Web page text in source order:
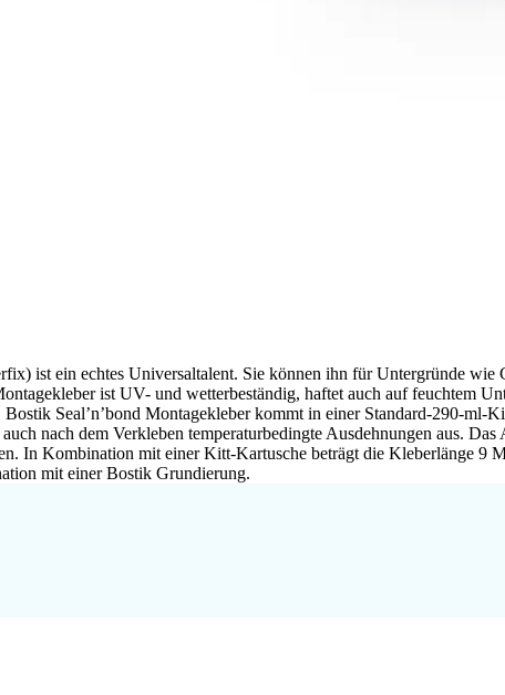
ist ein echtes Universaltalent. Sie können ihn für Untergründe
ist UV- und wetterbeständig, haftet auch auf feuchtem
Seal’n’bond Montagekleber kommt in einer Standard-290-ml-
nach dem Verkleben temperaturbedingte Ausdehnungen aus.
In Kombination mit einer Kitt-Kartusche beträgt die Kleberlänge 9
mit einer Bostik Grundierung.